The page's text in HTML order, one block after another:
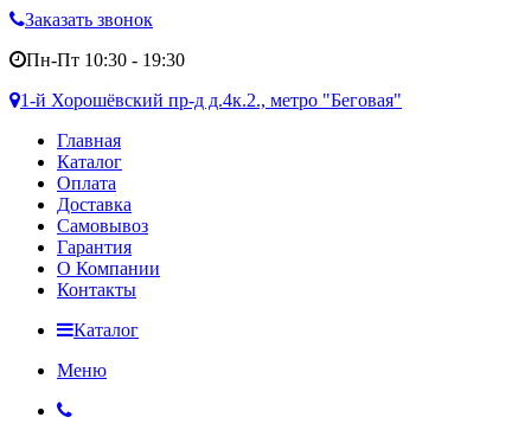
Заказать звонок
Пн-Пт 10:30 - 19:30
1-й Хорошёвский пр-д д.4к.2., метро "Беговая"
Главная
Каталог
Оплата
Доставка
Самовывоз
Гарантия
О Компании
Контакты
Каталог
Меню